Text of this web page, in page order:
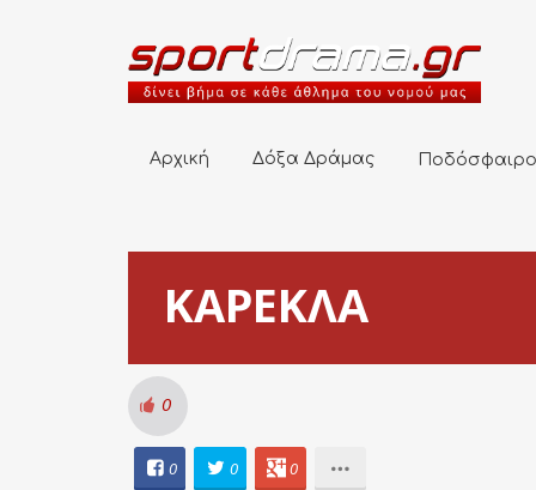
Αρχική Δόξα Δράμας Ποδόσφαιρο
ΚΑΡΕΚΛΑ
0
0 0 0